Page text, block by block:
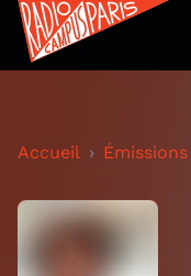
Accueil Émissions